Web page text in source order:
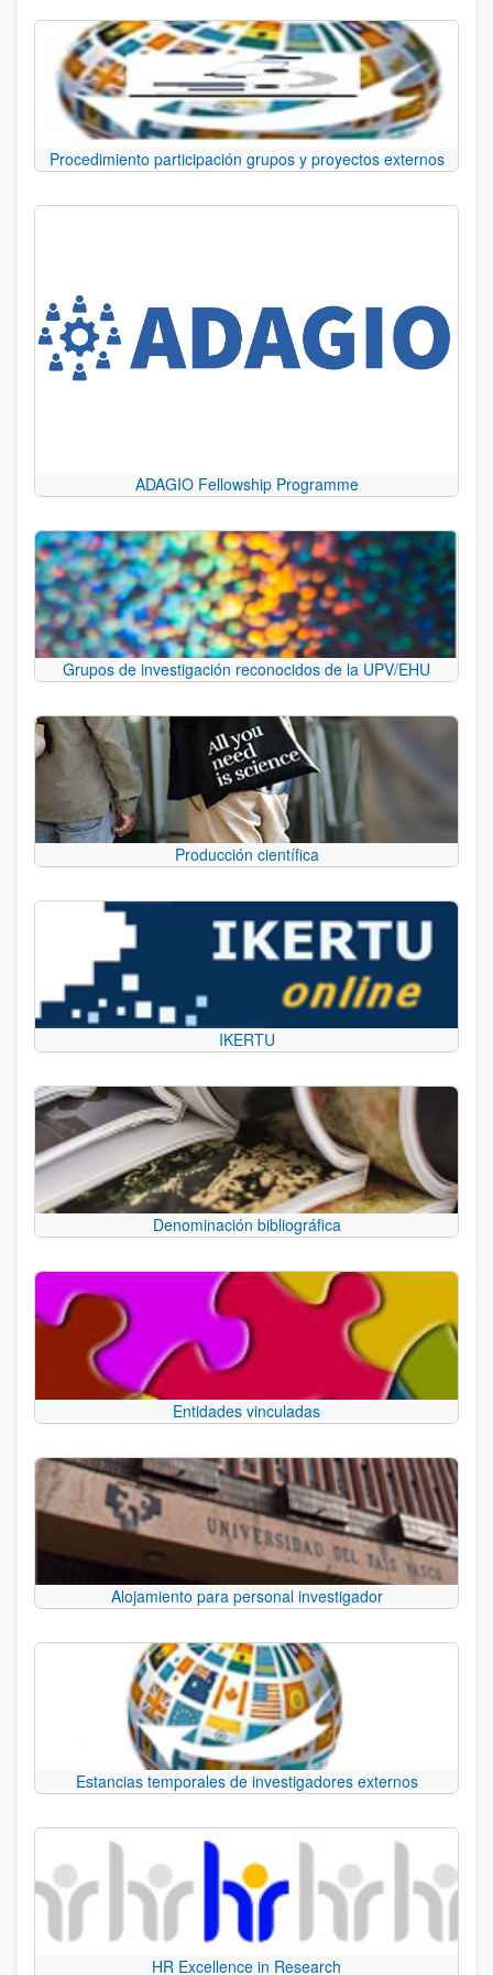
Procedimiento participación grupos y proyectos externos
ADAGIO Fellowship Programme
Grupos de investigación reconocidos de la UPV/EHU
Producción científica
IKERTU
Denominación bibliográfica
Entidades vinculadas
Alojamiento para personal investigador
Estancias temporales de investigadores externos
HR Excellence in Research